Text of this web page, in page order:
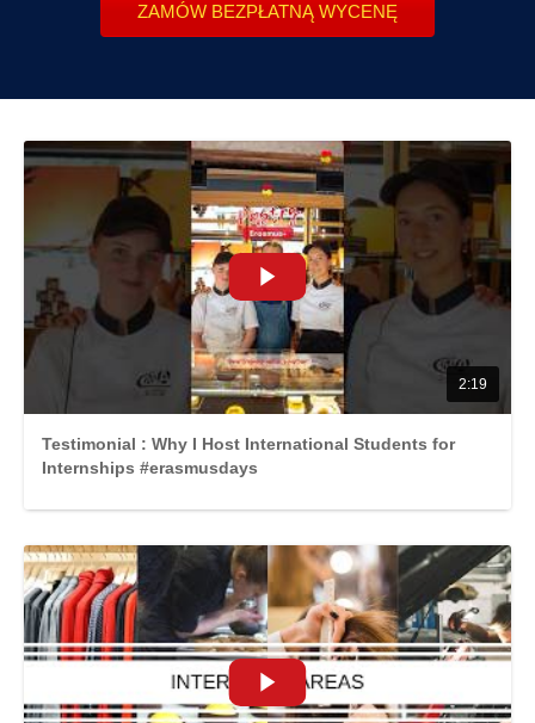
ZAMÓW BEZPŁATNĄ WYCENĘ
2:19
Testimonial : Why I Host International Students for
Internships #erasmusdays